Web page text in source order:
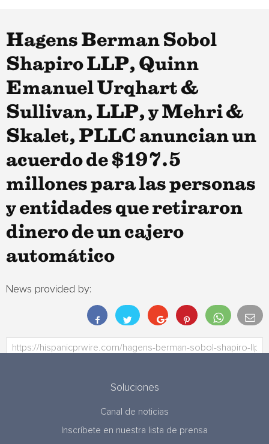
Hagens Berman Sobol
Shapiro LLP, Quinn
Emanuel Urqhart &
Sullivan, LLP, y Mehri &
Skalet, PLLC anuncian un
acuerdo de $197.5
millones para las personas
y entidades que retiraron
dinero de un cajero
automático
News provided by:
Soluciones
Canal de noticias
Inscríbete en nuestra lista de prensa